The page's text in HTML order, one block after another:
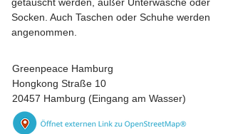
Socken. Auch Taschen oder Schuhe werden
angenommen.
Greenpeace Hamburg
Hongkong Straße 10
20457 Hamburg (Eingang am Wasser)